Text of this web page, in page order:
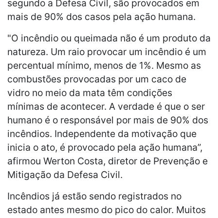
segundo a Defesa Civil, são provocados em
mais de 90% dos casos pela ação humana.
"O incêndio ou queimada não é um produto da
natureza. Um raio provocar um incêndio é um
percentual mínimo, menos de 1%. Mesmo as
combustões provocadas por um caco de
vidro no meio da mata têm condições
mínimas de acontecer. A verdade é que o ser
humano é o responsável por mais de 90% dos
incêndios. Independente da motivação que
inicia o ato, é provocado pela ação humana”,
afirmou Werton Costa, diretor de Prevenção e
Mitigação da Defesa Civil.
Incêndios já estão sendo registrados no
estado antes mesmo do pico do calor. Muitos